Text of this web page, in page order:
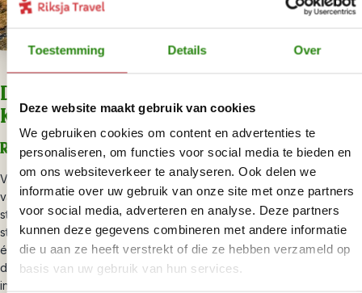
Toestemming Details Over
Deze website maakt gebruik van cookies
We gebruiken cookies om content en advertenties te
personaliseren, om functies voor social media te bieden en
om ons websiteverkeer te analyseren. Ook delen we
informatie over uw gebruik van onze site met onze partners
voor social media, adverteren en analyse. Deze partners
kunnen deze gegevens combineren met andere informatie
die u aan ze heeft verstrekt of die ze hebben verzameld op
basis van uw gebruik van hun services.
Dag 5 Telavi – Ananuri kasteel –
Kazbegi
Reistijd: circa 5 uur, dagafstand 200 kilometer
Vandaag een mooie reisdag voor de boeg richting het noorden
van Georgië met een aantal stops die je niet wil missen. De eerste
stop is bij het Ananuri-kasteel. Ananuri grenst aan een helderblauw
stuwmeer en dat levert mooie plaatjes op. Daarna is het tijd om
één van de mooiste bergroutes van Georgië te trotseren;
de Georgian Military Highway. Deze weg begint in Tbilisi en eindigt
in Rusland en was vroeger een belangrijke handelsroute. Het is